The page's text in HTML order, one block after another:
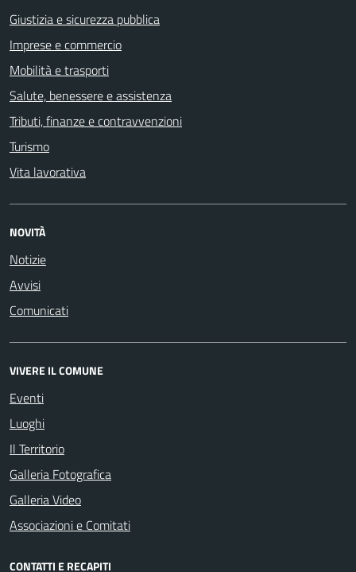
Giustizia e sicurezza pubblica
Imprese e commercio
Mobilità e trasporti
Salute, benessere e assistenza
Tributi, finanze e contravvenzioni
Turismo
Vita lavorativa
NOVITÀ
Notizie
Avvisi
Comunicati
VIVERE IL COMUNE
Eventi
Luoghi
Il Territorio
Galleria Fotografica
Galleria Video
Associazioni e Comitati
CONTATTI E RECAPITI